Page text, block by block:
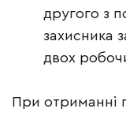
другого з
захисника
двох
При отриманні